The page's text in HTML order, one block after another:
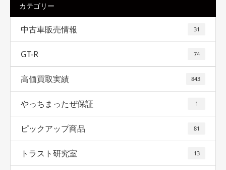
カテゴリー
中古車販売情報 31
GT-R 74
高価買取実績 843
やっちまったぜ保証 1
ピックアップ商品 81
トラスト研究室 13